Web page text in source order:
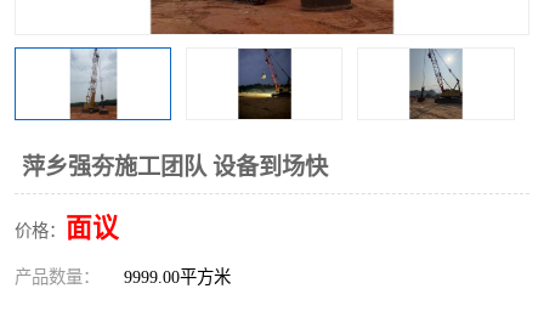
萍乡强夯施工团队 设备到场快
价格： 面议
产品数量： 9999.00平方米